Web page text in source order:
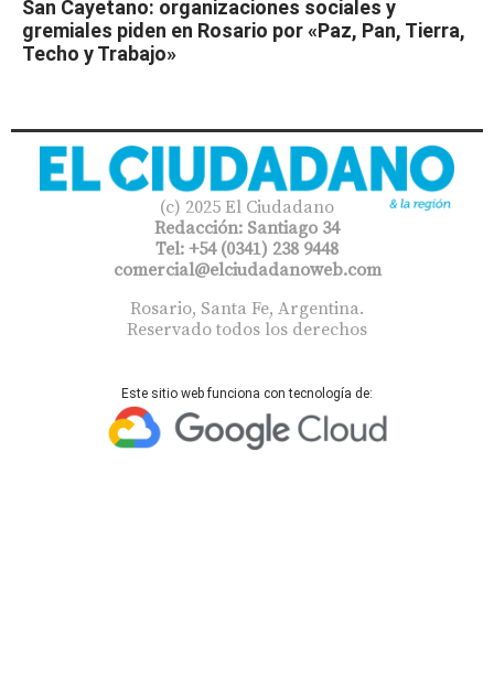
San Cayetano: organizaciones sociales y
gremiales piden en Rosario por «Paz, Pan, Tierra,
Techo y Trabajo»
(c) 2025 El Ciudadano
Redacción: Santiago 34
Tel: +54 (0341) 238 9448
comercial@elciudadanoweb.com​
Rosario, Santa Fe, Argentina.
Reservado todos los derechos
Este sitio web funciona con tecnología de: